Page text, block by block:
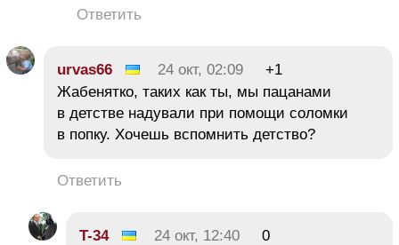
Ответить
urvas66 24 окт, 02:09
+1
Жабенятко, таких как ты, мы пацанами
в детстве надували при помощи соломки
в попку. Хочешь вспомнить детство?
Ответить
T-34 24 окт, 12:40
0